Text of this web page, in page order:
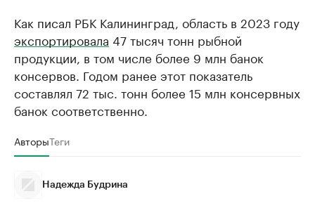
Как писал РБК Калининград, область в 2023 году
экспортировала 47 тысяч тонн рыбной
продукции, в том числе более 9 млн банок
консервов. Годом ранее этот показатель
составлял 72 тыс. тонн более 15 млн консервных
банок соответственно.
АвторыТеги
Надежда Будрина